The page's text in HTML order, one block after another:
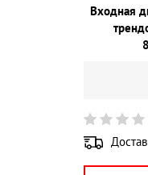
Входная